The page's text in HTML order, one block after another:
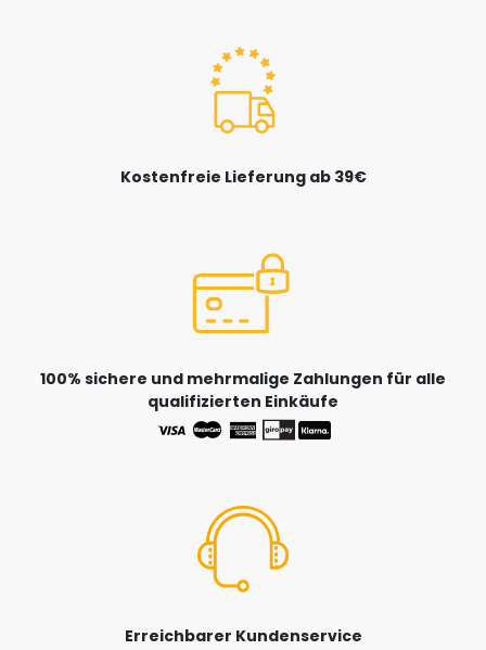
Kostenfreie Lieferung ab 39€
100% sichere und mehrmalige Zahlungen für alle
qualifizierten Einkäufe
Erreichbarer Kundenservice